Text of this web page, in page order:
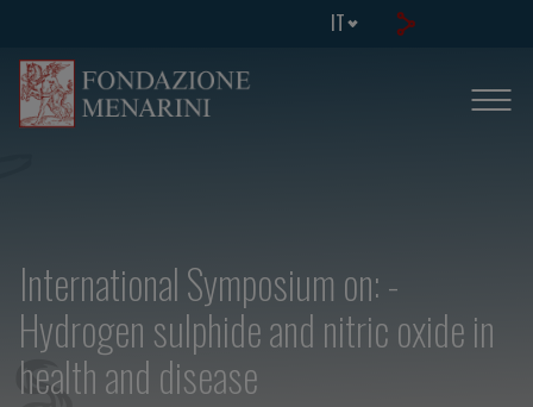
IT
International Symposium on: -
Hydrogen sulphide and nitric oxide in
health and disease